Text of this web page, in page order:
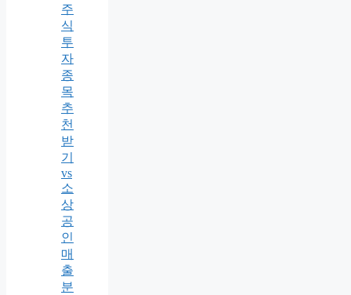
주
식
투
자
종
목
추
천
받
기
vs
소
상
공
인
매
출
분